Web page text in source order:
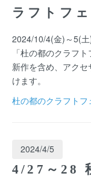
ラフトフ
2024/10/4(金)～5(
「杜の都のクラフ
新作を含め、アク
けます。
杜の都のクラフト
2024/4/5
4/27～28